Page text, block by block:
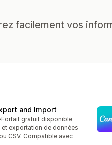
facilement vos
and Import
5
total
Forfait gratuit disponible
exportation de données
CSV. Compatible avec